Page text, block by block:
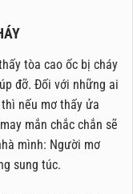
tòa cao ốc bị cháy
đỡ. Đối với những ai
nếu mơ thấy ửa
mắn chắc chắn sẽ
mình: Người mơ
sung túc.